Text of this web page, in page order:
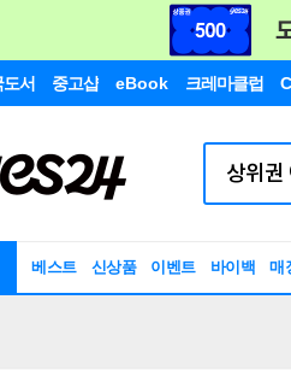
서 중고샵 eBook 크레마클럽
베스트 신상품 이벤트 바이백 매